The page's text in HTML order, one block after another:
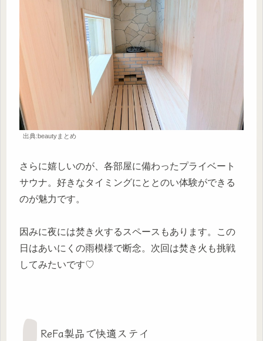
出典:beautyまとめ
さらに嬉しいのが、各部屋に備わったプライベート
サウナ。好きなタイミングにととのい体験ができる
のが魅力です。
因みに夜には焚き火するスペースもあります。この
日はあいにくの雨模様で断念。次回は焚き火も挑戦
してみたいです♡
ReFa製品で快適ステイ